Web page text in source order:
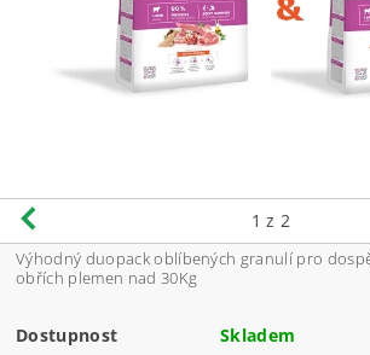
1 z 2
Výhodný duopack oblíbených granulí pro
obřích plemen nad 30Kg
Dostupnost Skladem